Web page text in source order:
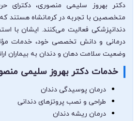
دکتر بهروز سلیمی منصوری، دکترای
متخصصین با تجربه در کرمانشاه هستند که
دندانپزشکی فعالیت می‌کنند. ایشان با
درمانی و دانش تخصصی خود، خدمات
وضعیت سلامت دهان و دندان به بیماران
خدمات دکتر بهروز سلیمی
درمان پوسیدگی دندان
طراحی و نصب پروتزهای دندانی
درمان ریشه دندان